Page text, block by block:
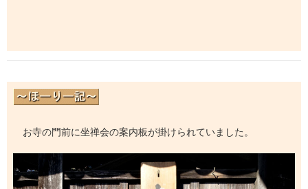
お寺の門前に坐禅会の案内板が掛けられていました。